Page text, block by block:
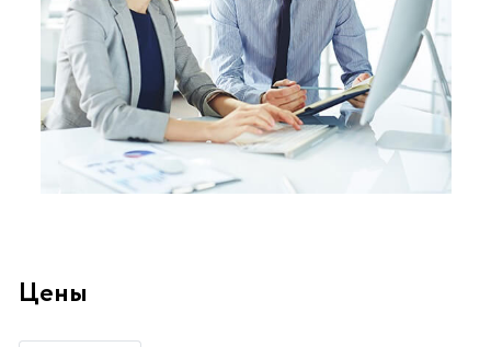
Цены